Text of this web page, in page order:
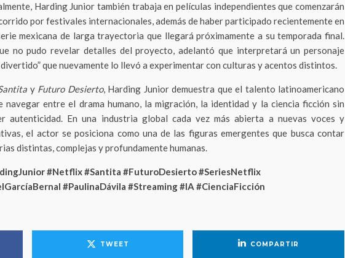
Harding Junior también trabaja en películas independientes que comenzarán
por festivales internacionales, además de haber participado recientemente en
mexicana de larga trayectoria que llegará próximamente a su temporada final.
no pudo revelar detalles del proyecto, adelantó que interpretará un personaje
divertido” que nuevamente lo llevó a experimentar con culturas y acentos distintos.
y Futuro Desierto, Harding Junior demuestra que el talento latinoamericano
navegar entre el drama humano, la migración, la identidad y la ciencia ficción sin
autenticidad. En una industria global cada vez más abierta a nuevas voces y
el actor se posiciona como una de las figuras emergentes que busca contar
distintas, complejas y profundamente humanas.
#Netflix #Santita #FuturoDesierto #SeriesNetflix
#PaulinaDávila #Streaming #IA #CienciaFicción
TWEET COMPARTIR